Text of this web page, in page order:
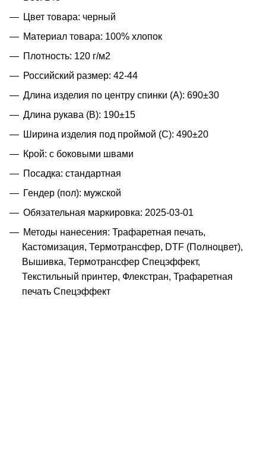
Цвет товара: черный
Материал товара: 100% хлопок
Плотность: 120 г/м2
Российский размер: 42-44
Длина изделия по центру спинки (A): 690±30
Длина рукава (B): 190±15
Ширина изделия под проймой (С): 490±20
Крой: с боковыми швами
Посадка: стандартная
Гендер (пол): мужской
Обязательная маркировка: 2025-03-01
Методы нанесения: Трафаретная печать,
Кастомизация, Термотрансфер, DTF (Полноцвет),
Вышивка, Термотрансфер Спецэффект,
Текстильный принтер, Флекстран, Трафаретная
печать Спецэффект